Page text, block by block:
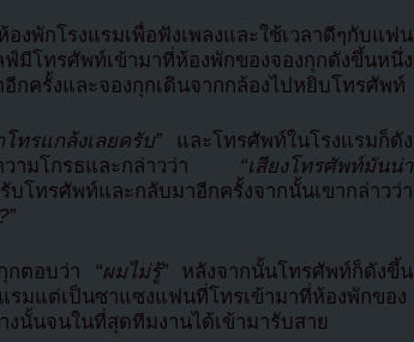
งพักโรงแรมเพื่อฟังเพลงและใช้เวลาดีๆกับแฟน
โทรศัพท์เข้ามาที่ห้องพักของจองกุกดังขึ้นหนึ่ง
กครั้งและจองกุกเดินจากกล้องไปหยิบโทรศัพท์
ทรแกล้งเลยครับ”และโทรศัพท์ในโรงแรมก็ดัง
ามโกรธและกล่าวว่า “เสียงโทรศัพท์มันน่า
บโทรศัพท์และกลับมาอีกครั้งจากนั้นเขากล่าวว่า
กตอบว่า “ผมไม่รู้”หลังจากนั้นโทรศัพท์ก็ดังขึ้น
รมแต่เป็นซาแซงแฟนที่โทรเข้ามาที่ห้องพักของ
งนั้นจนในที่สุดทีมงานได้เข้ามารับสาย